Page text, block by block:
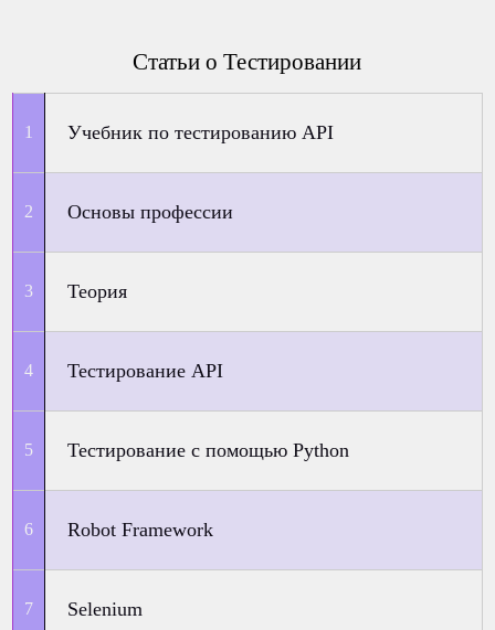
Статьи о Тестировании
Учебник по тестированию API
Основы профессии
Теория
Тестирование API
Тестирование с помощью Python
Robot Framework
Selenium